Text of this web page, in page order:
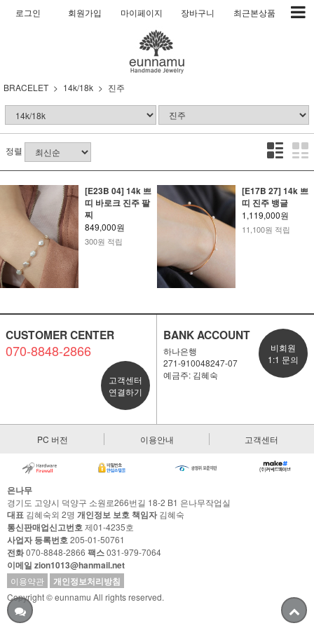
로그인 회원가입 마이페이지 장바구니 최근본상품
BRACELET 14k/18k 진주
정렬
[E23B 04] 14k 쁘
띠 바로크 진주 팔
찌
849,000원
300원 적립
[E17B 27] 14k 쁘
띠 진주 뱅글
1,119,000원
11,100원 적립
CUSTOMER CENTER
070-8848-2866
고객센터
연결하기
BANK ACCOUNT
하나은행
271-910048247-07
예금주: 김혜숙
비회원
1:1 문의
PC 버전 이용안내 고객센터
은나무
경기도 고양시 덕양구 소원로266번길 18-2 B1 은나무작업실
대표 김혜숙외 2명 개인정보 보호 책임자김혜숙
통신판매업신고번호제01-4235호
사업자 등록번호205-01-50761
전화070-8848-2866 팩스031-979-7064
이메일 zion1013@hanmail.net
이용약관 개인정보처리방침
Copyright © eunnamu All rights reserved.